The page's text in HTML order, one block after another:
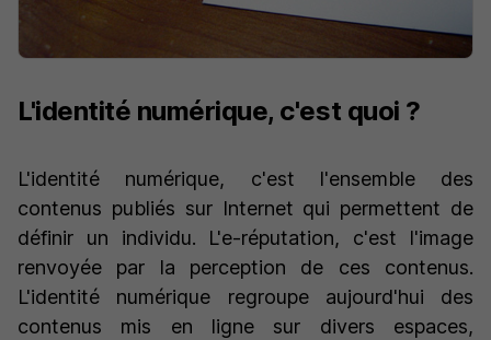
L'identité numérique, c'est quoi ?
L'identité numérique, c'est l'ensemble des
contenus publiés sur Internet qui permettent de
définir un individu. L'e-réputation, c'est l'image
renvoyée par la perception de ces contenus.
L'identité numérique regroupe aujourd'hui des
contenus mis en ligne sur divers espaces,